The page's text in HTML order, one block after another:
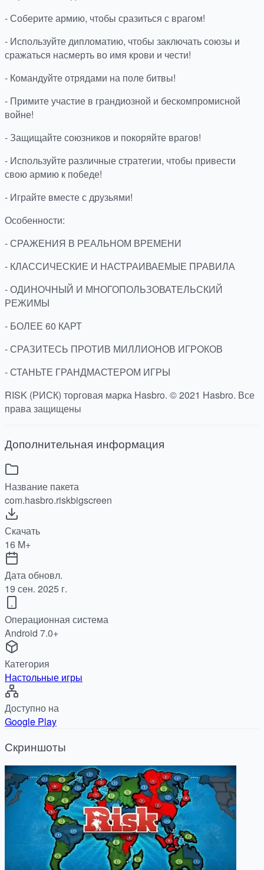
- Соберите армию, чтобы сразиться с врагом!
- Используйте дипломатию, чтобы заключать союзы и
сражаться насмерть во имя крови и чести!
- Командуйте отрядами на поле битвы!
- Примите участие в грандиозной и бескомпромисной
войне!
- Защищайте союзников и покоряйте врагов!
- Используйте различные стратегии, чтобы привести
свою армию к победе!
- Играйте вместе с друзьями!
Особенности:
- СРАЖЕНИЯ В РЕАЛЬНОМ ВРЕМЕНИ
- КЛАССИЧЕСКИЕ И НАСТРАИВАЕМЫЕ ПРАВИЛА
- ОДИНОЧНЫЙ И МНОГОПОЛЬЗОВАТЕЛЬСКИЙ
РЕЖИМЫ
- БОЛЕЕ 60 КАРТ
- СРАЗИТЕСЬ ПРОТИВ МИЛЛИОНОВ ИГРОКОВ
- СТАНЬТЕ ГРАНДМАСТЕРОМ ИГРЫ
RISK (РИСК) торговая марка Hasbro. © 2021 Hasbro. Все
права защищены
Дополнительная информация
Название пакета
com.hasbro.riskbigscreen
Скачать
16 M+
Дата обновл.
19 сен. 2025 г.
Операционная система
Android 7.0+
Категория
Настольные игры
Доступно на
Google Play
Скриншоты